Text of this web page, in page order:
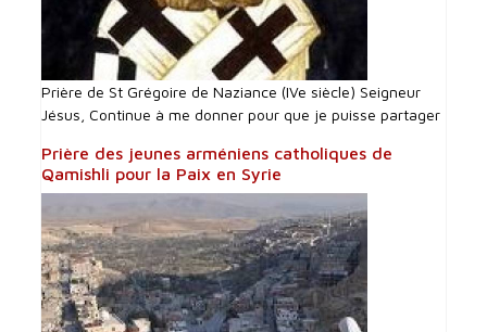
Prière de St Grégoire de Naziance (IVe siècle) Seigneur
Jésus, Continue à me donner pour que je puisse partager
Prière des jeunes arméniens catholiques de
Qamishli pour la Paix en Syrie